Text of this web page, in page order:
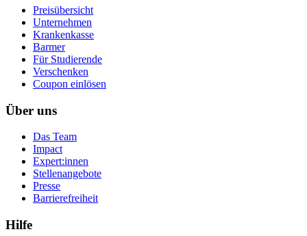
Preisübersicht
Unternehmen
Krankenkasse
Barmer
Für Studierende
Ver­schen­ken
Coupon einlösen
Über uns
Das Team
Impact
Expert:innen
Stellenangebote
Presse
Barrierefreiheit
Hilfe